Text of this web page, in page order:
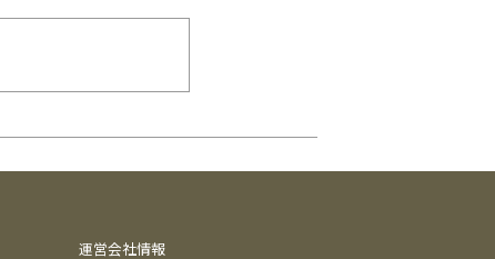
運営会社情報